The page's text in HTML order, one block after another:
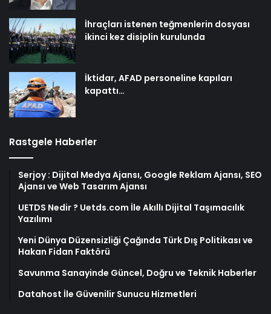
İhraçları istenen teğmenlerin dosyası
ikinci kez disiplin kurulunda
İktidar, AFAD personeline kapıları
kapattı…
Rastgele Haberler
Serjoy : Dijital Medya Ajansı, Google Reklam Ajansı, SEO
Ajansı ve Web Tasarım Ajansı
UETDS Nedir ? Uetds.com İle Akıllı Dijital Taşımacılık
Yazılımı
Yeni Dünya Düzensizliği Çağında Türk Dış Politikası ve
Hakan Fidan Faktörü
Savunma Sanayinde Güncel, Doğru ve Teknik Haberler
Datahost İle Güvenilir Sunucu Hizmetleri